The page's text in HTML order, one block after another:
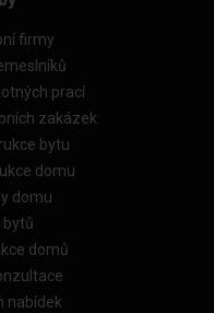
firmy
prací
zakázek
bytu
domu
domu
bytů
domů
nabídek